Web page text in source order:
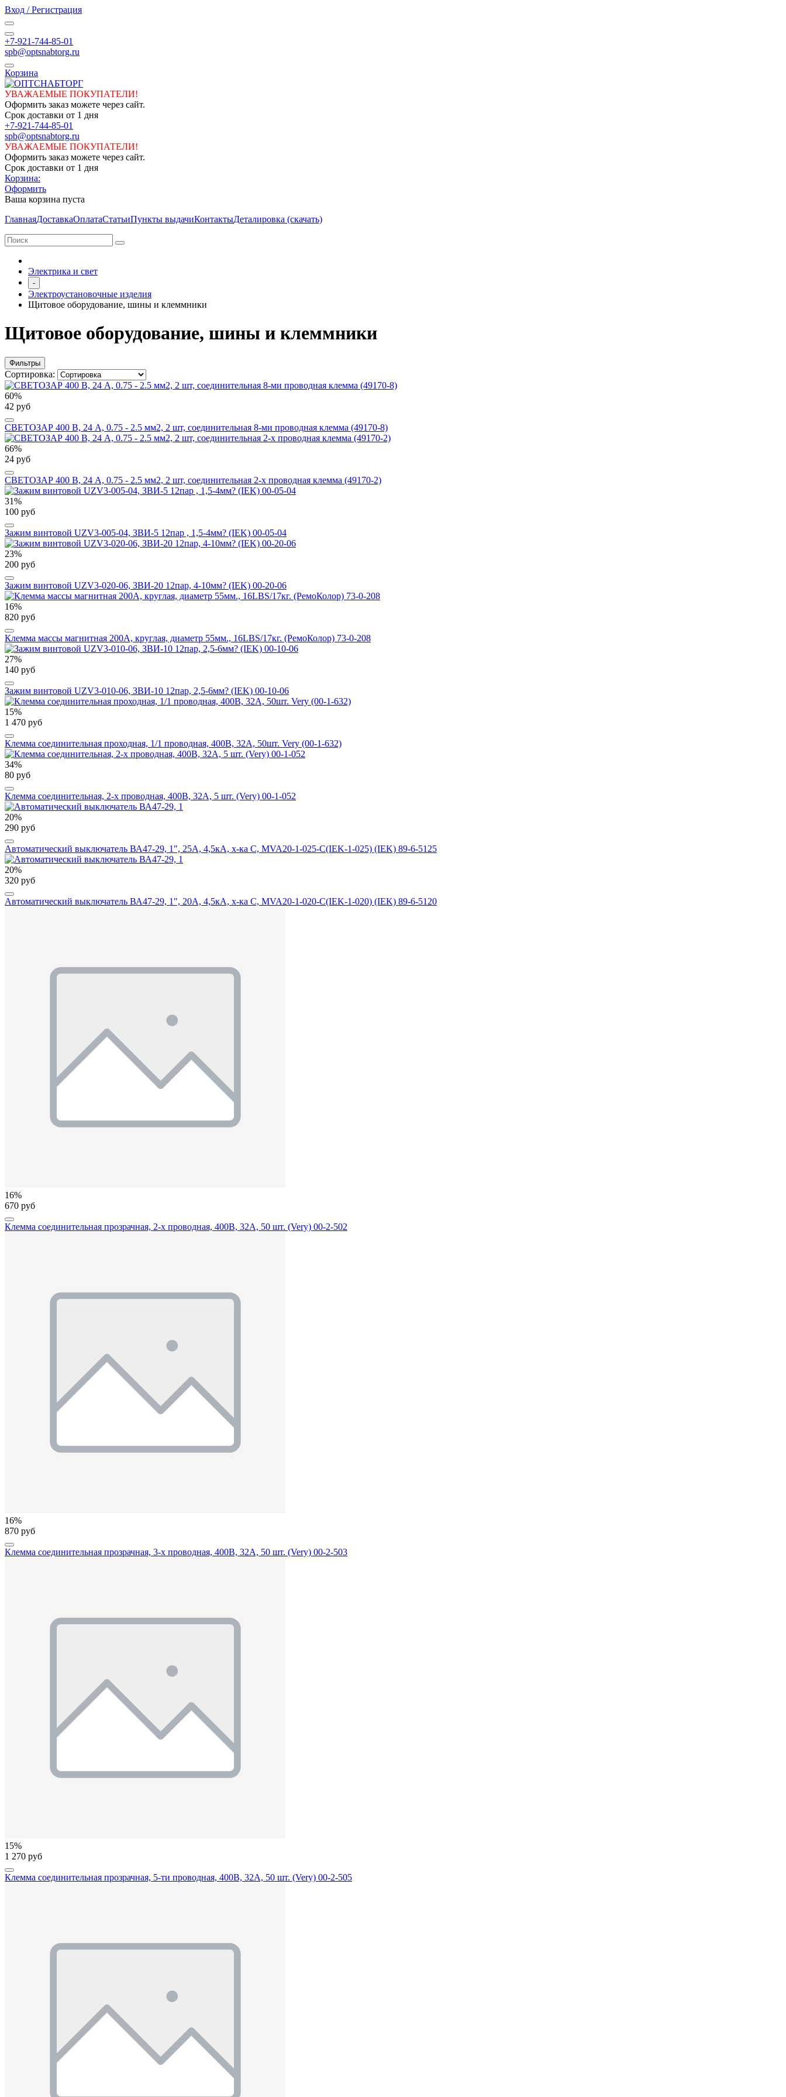
Вход / Регистрация
+7-921-744-85-01
spb@optsnabtorg.ru
Корзина
УВАЖАЕМЫЕ ПОКУПАТЕЛИ!
Оформить заказ можете через сайт.
Срок доставки от 1 дня
+7-921-744-85-01
spb@optsnabtorg.ru
УВАЖАЕМЫЕ ПОКУПАТЕЛИ!
Оформить заказ можете через сайт.
Срок доставки от 1 дня
Корзина:
Оформить
Ваша корзина пуста
ГлавнаяДоставкаОплатаСтатьиПункты выдачиКонтактыДеталировка (скачать)
Электрика и свет
-
Электроустановочные изделия
Щитовое оборудование, шины и клеммники
Щитовое оборудование, шины и клеммники
Фильтры
Сортировка:
60%
42 руб
СВЕТОЗАР 400 В, 24 А, 0.75 - 2.5 мм2, 2 шт, соединительная 8-ми проводная клемма (49170-8)
66%
24 руб
СВЕТОЗАР 400 В, 24 А, 0.75 - 2.5 мм2, 2 шт, соединительная 2-х проводная клемма (49170-2)
31%
100 руб
Зажим винтовой UZV3-005-04, ЗВИ-5 12пар , 1,5-4мм? (IEK) 00-05-04
23%
200 руб
Зажим винтовой UZV3-020-06, ЗВИ-20 12пар, 4-10мм? (IEK) 00-20-06
16%
820 руб
Клемма массы магнитная 200А, круглая, диаметр 55мм., 16LBS/17кг. (РемоКолор) 73-0-208
27%
140 руб
Зажим винтовой UZV3-010-06, ЗВИ-10 12пар, 2,5-6мм? (IEK) 00-10-06
15%
1 470 руб
Клемма соединительная проходная, 1/1 проводная, 400В, 32А, 50шт. Very (00-1-632)
34%
80 руб
Клемма соединительная, 2-х проводная, 400В, 32А, 5 шт. (Very) 00-1-052
20%
290 руб
Автоматический выключатель ВА47-29, 1", 25А, 4,5кА, х-ка С, MVA20-1-025-C(IEK-1-025) (IEK) 89-6-5125
20%
320 руб
Автоматический выключатель ВА47-29, 1", 20А, 4,5кА, х-ка С, MVA20-1-020-C(IEK-1-020) (IEK) 89-6-5120
16%
670 руб
Клемма соединительная прозрачная, 2-х проводная, 400В, 32А, 50 шт. (Very) 00-2-502
16%
870 руб
Клемма соединительная прозрачная, 3-х проводная, 400В, 32А, 50 шт. (Very) 00-2-503
15%
1 270 руб
Клемма соединительная прозрачная, 5-ти проводная, 400В, 32А, 50 шт. (Very) 00-2-505